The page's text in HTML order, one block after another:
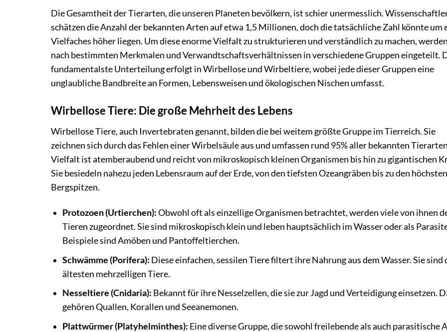
Die Gesamtheit der Tierarten, die unseren Planeten bevölkern, ist schier unermesslich.
schätzen die Anzahl der bekannten Arten auf etwa 1,5 Millionen, doch die tatsächliche Zahl könnte um
Vielfaches höher liegen. Um diese enorme Vielfalt zu strukturieren und verständlich zu machen,
nach bestimmten Merkmalen und Verwandtschaftsverhältnissen in verschiedene Gruppen eingeteilt.
fundamentalste Unterteilung erfolgt in Wirbellose und Wirbeltiere, wobei jede dieser Gruppen eine
unglaubliche Bandbreite an Formen, Lebensweisen und ökologischen Nischen umfasst.
Wirbellose Tiere: Die große Mehrheit des Lebens
Wirbellose Tiere, auch Invertebraten genannt, bilden die bei weitem größte Gruppe im Tierreich. Sie
zeichnen sich durch das Fehlen einer Wirbelsäule aus und umfassen rund 95% aller bekannten
Vielfalt ist atemberaubend und reicht von mikroskopisch kleinen Organismen bis hin zu gigantischen
Sie besiedeln nahezu jeden Lebensraum auf der Erde, von den tiefsten Ozeangräben bis zu den höchsten
Bergspitzen.
Protozoen (Urtierchen):Obwohl oft als einzellige Organismen betrachtet, werden viele von ihnen
Tieren zugeordnet. Sie sind mikroskopisch klein und leben hauptsächlich im Wasser oder als
Beispiele sind Amöben und Pantoffeltierchen.
Schwämme (Porifera): Diese einfachen, sessilen Tiere filtert ihre Nahrung aus dem Wasser. Sie sind
ältesten mehrzelligen Tiere.
Nesseltiere (Cnidaria): Bekannt für ihre Nesselzellen, die sie zur Jagd und Verteidigung einsetzen.
gehören Quallen, Korallen und Seeanemonen.
Plattwürmer (Platyhelminthes): Eine diverse Gruppe, die sowohl freilebende als auch parasitische